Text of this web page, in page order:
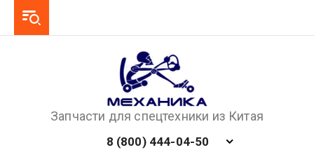
Запчасти для спецтехники из Китая
8 (800) 444-04-50